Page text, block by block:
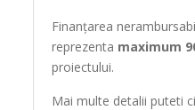
Finanțarea
reprezenta maximum
proiectului.
Mai multe detalii puteti